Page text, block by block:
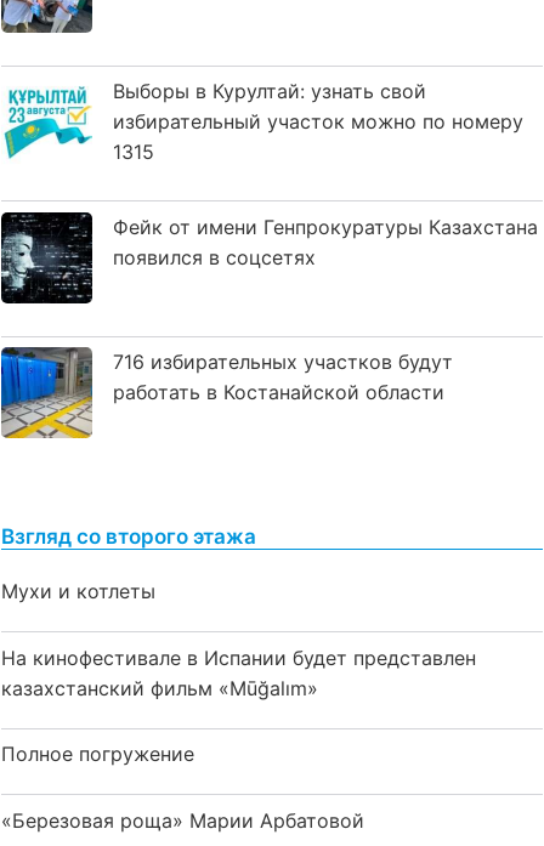
Выборы в Курултай: узнать свой
избирательный участок можно по номеру
1315
Фейк от имени Генпрокуратуры Казахстана
появился в соцсетях
716 избирательных участков будут
работать в Костанайской области
Взгляд со второго этажа
Мухи и котлеты
На кинофестивале в Испании будет представлен
казахстанский фильм «Mūğalım»
Полное погружение
«Березовая роща» Марии Арбатовой